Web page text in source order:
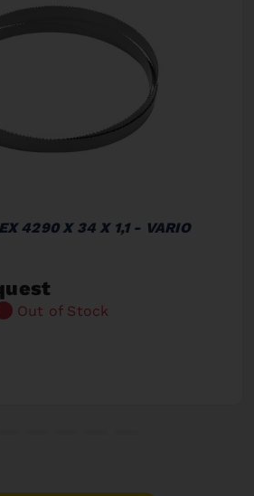
4290 X 34 X 1,1 - VARIO
Out of Stock